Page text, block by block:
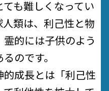
も難しくなってい
人類は、利己性と物
的には子供のよう
のです。
的成長とは 「利己性